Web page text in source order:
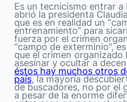
Es un tecnicismo entrar a
abrió la presidenta
que es en realidad un
entrenamiento” para
fuerza por el crimen
“campo de exterminio”,
que el crimen organizado
asesinar y ocultar a
éstos hay muchos otros
país, la mayoría
de buscadores, no por el
a pesar de la enorme